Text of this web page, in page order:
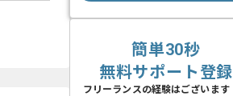
簡単30秒
無料サポート登録
フリーランスの経験はございます